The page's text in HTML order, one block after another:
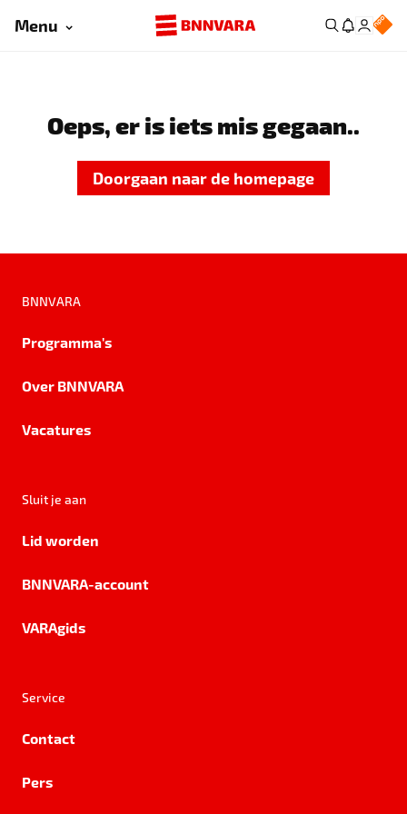
Menu
Oeps, er is iets mis gegaan..
Doorgaan naar de homepage
BNNVARA
Programma's
Over BNNVARA
Vacatures
Sluit je aan
Lid worden
BNNVARA-account
VARAgids
Service
Contact
Pers